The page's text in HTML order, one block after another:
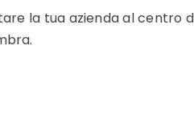
la tua azienda al centro